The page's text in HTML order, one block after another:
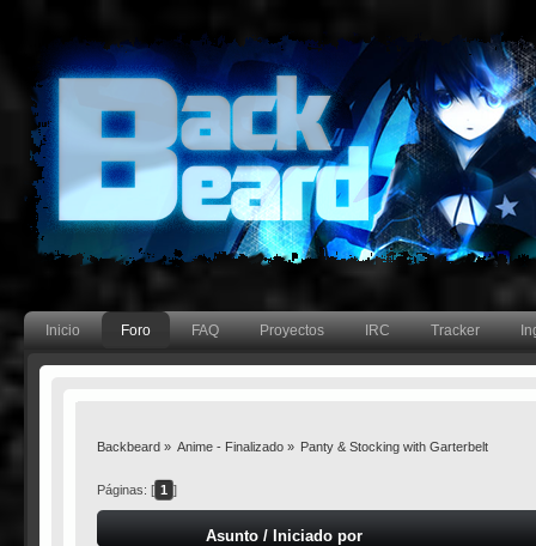
Inicio Foro FAQ Proyectos IRC Tracker
Backbeard» Anime - Finalizado » Panty & Stocking with Garterbelt
Páginas: [ 1 ]
Asunto/ Iniciado por